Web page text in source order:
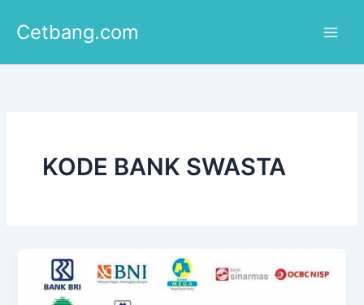
Cetbang.com
KODE BANK SWASTA